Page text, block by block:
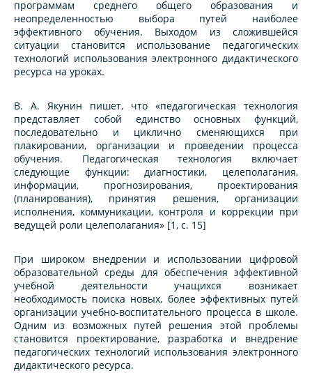
программам среднего общего образования и
неопределенностью выбора путей наиболее
эффективного обучения. Выходом из сложившейся
ситуации становится использование педагогических
технологий использования электронного дидактического
ресурса на уроках.
В. А. Якунин пишет, что «педагогическая технология
представляет собой единство основных функций,
последовательно и циклично сменяющихся при
плакировании, организации и проведении процесса
обучения. Педагогическая технология включает
следующие функции: диагностики, целеполагания,
информации, прогнозирования, проектирования
(планирования), принятия решения, организации
исполнения, коммуникации, контроля и коррекции при
ведущей роли целеполагания» [1, с. 15]
При широком внедрении и использовании цифровой
образовательной среды для обеспечения эффективной
учебной деятельности учащихся возникает
необходимость поиска новых, более эффективных путей
организации учебно-воспитательного процесса в школе.
Одним из возможных путей решения этой проблемы
становится проектирование, разработка и внедрение
педагогических технологий использования электронного
дидактического ресурса.